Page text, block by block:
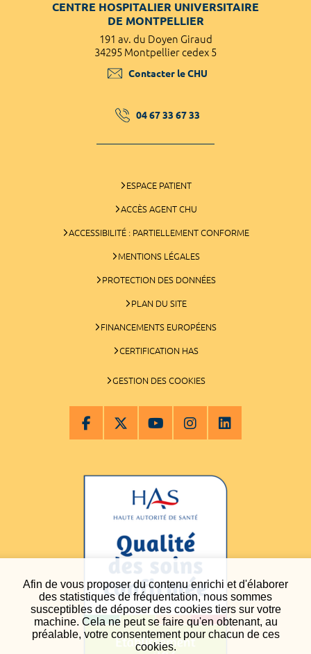
Afin de vous proposer du contenu enrichi et d'élaborer
des statistiques de fréquentation, nous sommes
susceptibles de déposer des cookies tiers sur votre
machine. Cela ne peut se faire qu'en obtenant, au
préalable, votre consentement pour chacun de ces
cookies.
CENTRE HOSPITALIER UNIVERSITAIRE
DE MONTPELLIER
191 av. du Doyen Giraud
34295 Montpellier cedex 5
Contacter le CHU
04 67 33 67 33
ESPACE PATIENT
ACCÈS AGENT CHU
ACCESSIBILITÉ : PARTIELLEMENT CONFORME
MENTIONS LÉGALES
PROTECTION DES DONNÉES
PLAN DU SITE
FINANCEMENTS EUROPÉENS
CERTIFICATION HAS
GESTION DES COOKIES